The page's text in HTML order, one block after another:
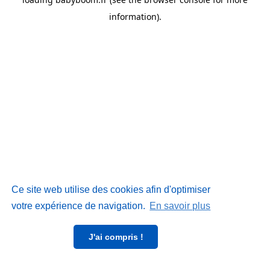
Ce site web utilise des cookies afin d'optimiser
votre expérience de navigation. En savoir plus
J'ai compris !
information).